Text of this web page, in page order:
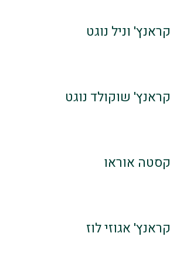
קראנץ' וניל נוגט
קראנץ' שוקולד נוגט
קסטה אוראו
קראנץ' אגוזי לוז